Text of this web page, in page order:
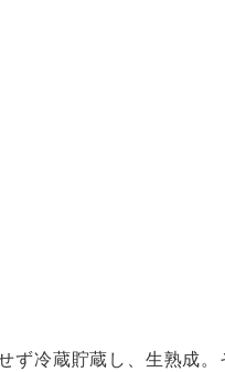
ず冷蔵貯蔵し、生熟成